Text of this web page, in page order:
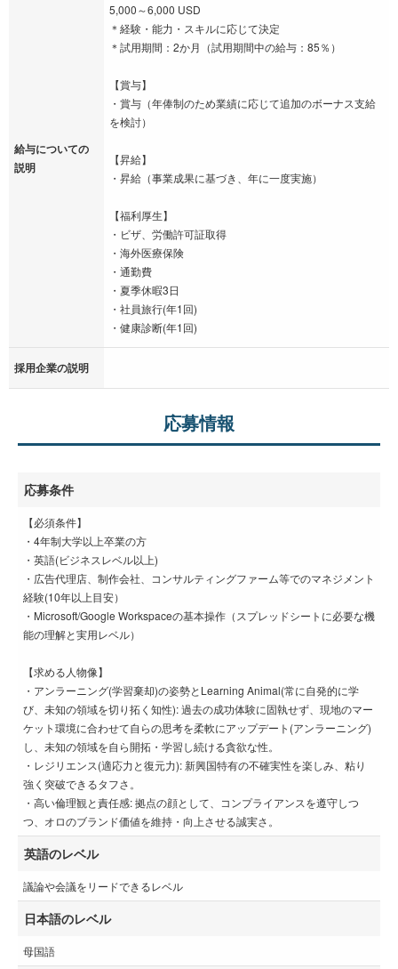
給与についての
説明
5,000～6,000 USD
＊経験・能力・スキルに応じて決定
＊試用期間：2か月（試用期間中の給与：85％）
【賞与】
・賞与（年俸制のため業績に応じて追加のボーナス支給
を検討）
【昇給】
・昇給（事業成果に基づき、年に一度実施）
【福利厚生】
・ビザ、労働許可証取得
・海外医療保険
・通勤費
・夏季休暇3日
・社員旅行(年1回)
・健康診断(年1回)
採用企業の説明
応募情報
応募条件
【必須条件】
・4年制大学以上卒業の方
・英語(ビジネスレベル以上)
・広告代理店、制作会社、コンサルティングファーム等でのマネジメント
経験(10年以上目安）
・Microsoft/Google Workspaceの基本操作（スプレッドシートに必要な機
能の理解と実用レベル）
【求める人物像】
・アンラーニング(学習棄却)の姿勢とLearning Animal(常に自発的に学
び、未知の領域を切り拓く知性): 過去の成功体験に固執せず、現地のマー
ケット環境に合わせて自らの思考を柔軟にアップデート(アンラーニング)
し、未知の領域を自ら開拓・学習し続ける貪欲な性。
・レジリエンス(適応力と復元力): 新興国特有の不確実性を楽しみ、粘り
強く突破できるタフさ。
・高い倫理観と責任感: 拠点の顔として、コンプライアンスを遵守しつ
つ、オロのブランド価値を維持・向上させる誠実さ。
英語のレベル
議論や会議をリードできるレベル
日本語のレベル
母国語